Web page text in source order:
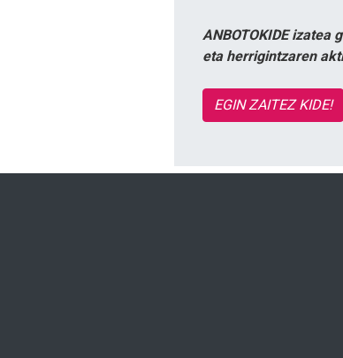
ANBOTOKIDE
eta herrigintzaren
EGIN ZAITEZ KIDE!